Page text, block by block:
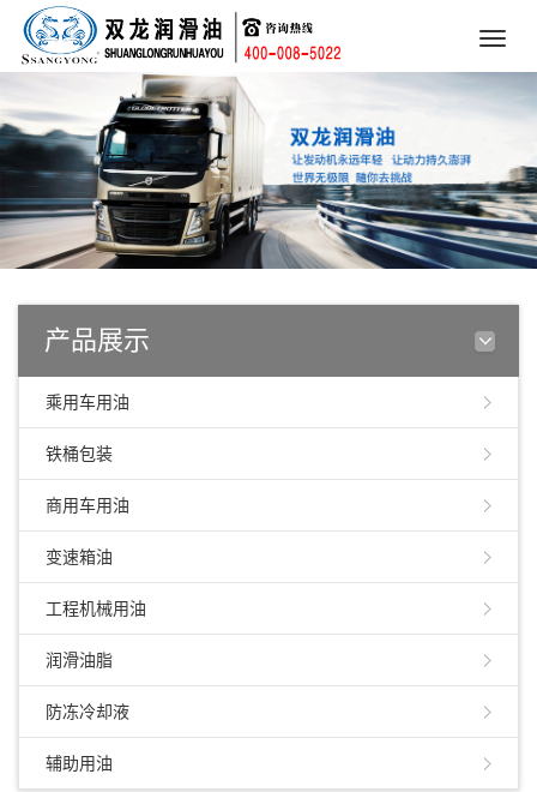
Toggle
产品展示
乘用车用油
铁桶包装
商用车用油
变速箱油
工程机械用油
润滑油脂
防冻冷却液
辅助用油